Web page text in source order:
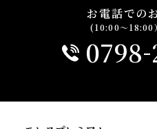
お電話での
(10:00～18:00
0798-